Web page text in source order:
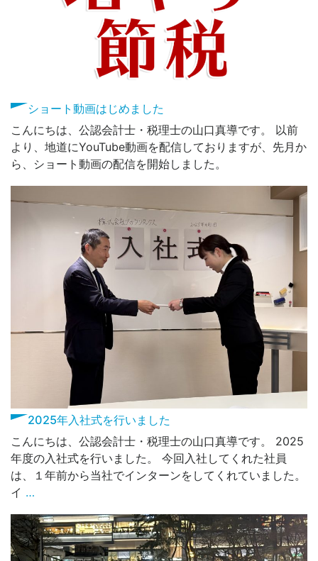
ショート動画はじめました
こんにちは、公認会計士・税理士の山口真導です。 以前
より、地道にYouTube動画を配信しておりますが、先月か
ら、ショート動画の配信を開始しました。
2025年入社式を行いました
こんにちは、公認会計士・税理士の山口真導です。 2025
年度の入社式を行いました。 今回入社してくれた社員
は、１年前から当社でインターンをしてくれていました。
イ …